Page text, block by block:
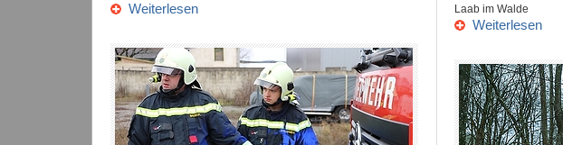
Weiterlesen Laab im Walde
Weiterlesen